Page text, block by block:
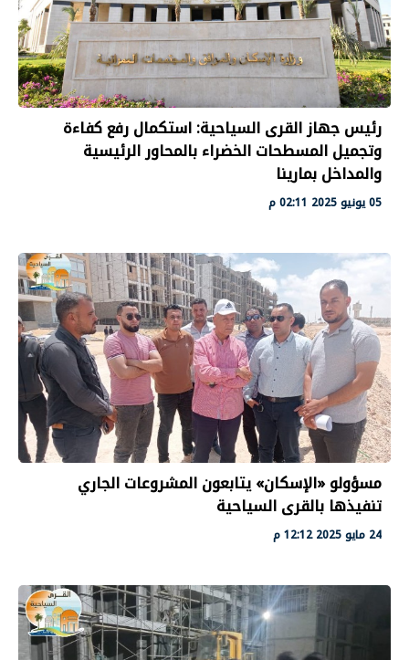
رئيس جهاز القرى السياحية: استكمال رفع كفاءة
وتجميل المسطحات الخضراء بالمحاور الرئيسية
والمداخل بمارينا
05 يونيو 2025 02:11 م
مسؤولو «الإسكان» يتابعون المشروعات الجاري
تنفيذها بالقرى السياحية
24 مايو 2025 12:12 م